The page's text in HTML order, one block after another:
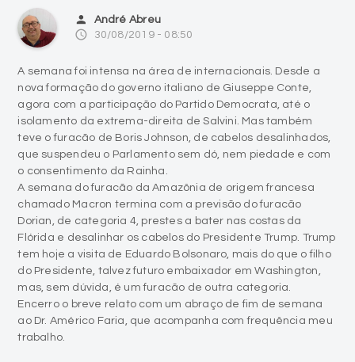
person André Abreu
access_time 30/08/2019 - 08:50
A semana foi intensa na área de internacionais. Desde a
nova formação do governo italiano de Giuseppe Conte,
agora com a participação do Partido Democrata, até o
isolamento da extrema-direita de Salvini. Mas também
teve o furacão de Boris Johnson, de cabelos desalinhados,
que suspendeu o Parlamento sem dó, nem piedade e com
o consentimento da Rainha.
A semana do furacão da Amazônia de origem francesa
chamado Macron termina com a previsão do furacão
Dorian, de categoria 4, prestes a bater nas costas da
Flórida e desalinhar os cabelos do Presidente Trump. Trump
tem hoje a visita de Eduardo Bolsonaro, mais do que o filho
do Presidente, talvez futuro embaixador em Washington,
mas, sem dúvida, é um furacão de outra categoria.
Encerro o breve relato com um abraço de fim de semana
ao Dr. Américo Faria, que acompanha com frequência meu
trabalho.